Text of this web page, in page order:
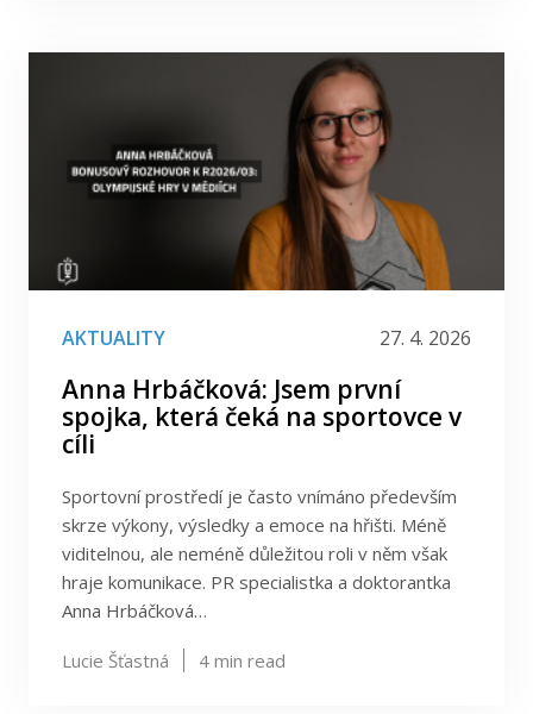
AKTUALITY 27. 4. 2026
Anna Hrbáčková: Jsem první
spojka, která čeká na sportovce v
cíli
Sportovní prostředí je často vnímáno především
skrze výkony, výsledky a emoce na hřišti. Méně
viditelnou, ale neméně důležitou roli v něm však
hraje komunikace. PR specialistka a doktorantka
Anna Hrbáčková…
Lucie Šťastná 4 min read